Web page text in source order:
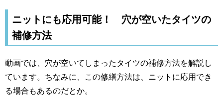
ニットにも応用可能！ 穴が空いたタイツの
補修方法
動画では、穴が空いてしまったタイツの補修方法を解説し
ています。ちなみに、この修繕方法は、ニットに応用でき
る場合もあるのだとか。